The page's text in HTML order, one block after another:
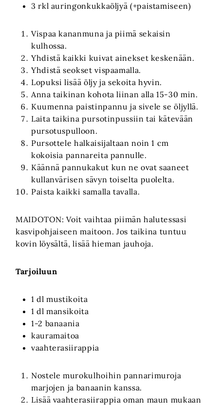
3 rkl auringonkukkaöljyä (+paistamiseen)
Vispaa kananmuna ja piimä sekaisin
kulhossa.
Yhdistä kaikki kuivat ainekset keskenään.
Yhdistä seokset vispaamalla.
Lopuksi lisää öljy ja sekoita hyvin.
Anna taikinan kohota liinan alla 15-30 min.
Kuumenna paistinpannu ja sivele se öljyllä.
Laita taikina pursotinpussiin tai kätevään
pursotuspulloon.
Pursottele halkaisijaltaan noin 1 cm
kokoisia pannareita pannulle.
Käännä pannukakut kun ne ovat saaneet
kullanvärisen sävyn toiselta puolelta.
Paista kaikki samalla tavalla.
MAIDOTON: Voit vaihtaa piimän halutessasi
kasvipohjaiseen maitoon. Jos taikina tuntuu
kovin löysältä, lisää hieman jauhoja.
Tarjoiluun
1 dl mustikoita
1 dl mansikoita
1-2 banaania
kauramaitoa
vaahterasiirappia
Nostele murokulhoihin pannarimuroja
marjojen ja banaanin kanssa.
Lisää vaahterasiirappia oman maun mukaan